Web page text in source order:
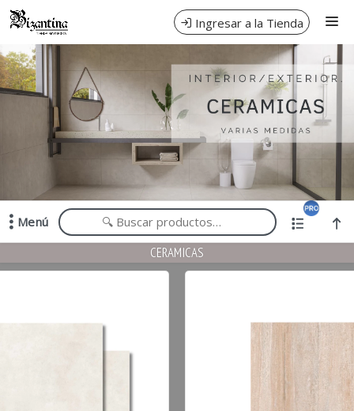
Nos dedicamos al diseño, fabricación y venta de pisos,
revestimientos y bachas de marmol y vidrio .Ingresar a la Tienda
CÓMO COMPRAR
DISTRIBUIDORES & OBRAS
SOLICITAR CUENTA
CONTACTO
Menú
Nos dedicamos al diseño, fabricación y venta de pisos, revestimientos y
bachas de marmol y vidrio .
CERAMICAS